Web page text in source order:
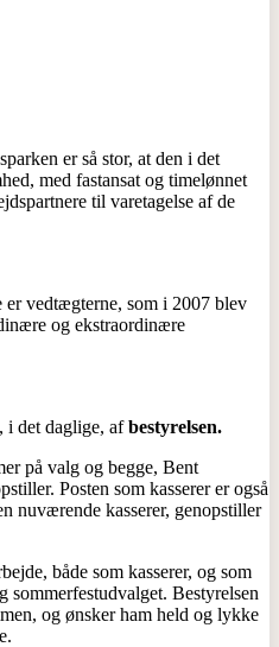
er så stor, at den i det
med fastansat og timelønnet
til varetagelse af de
vedtægterne, som i 2007 blev
og ekstraordinære
i det daglige, afbestyrelsen.
på valg og begge, Bent
Posten som kasserer er også
nuværende kasserer, genopstiller
både som kasserer, og som
sommerfestudvalget. Bestyrelsen
og ønsker ham held og lykke